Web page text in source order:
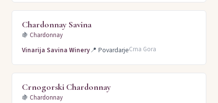
Chardonnay Savina
🍇 Chardonnay
Vinarija Savina Winery📍 PovardarjeCrna Gora
Crnogorski Chardonnay
🍇 Chardonnay